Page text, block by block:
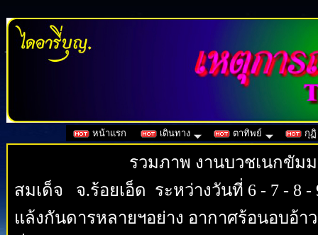
หน้าแรก เดินทาง ตาทิพย์ กุฏิ
รวมภาพ งานบวชเนกขัมมะ ปฏิ
สมเด็จ จ.ร้อยเอ็ด ระหว่างวันที่ 6 - 7 -
แล้งกันดารหลายฯอย่าง อากาศร้อนอบอ้